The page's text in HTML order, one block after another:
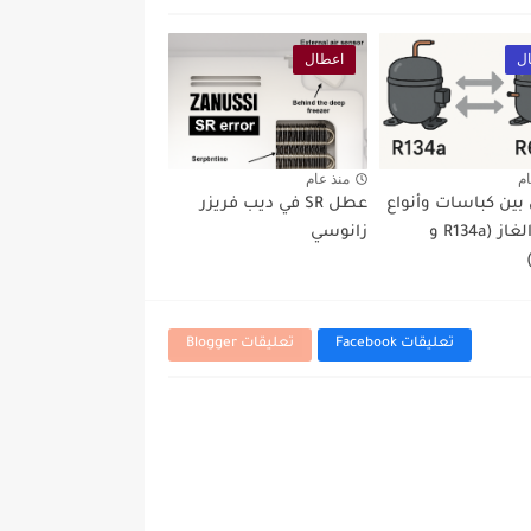
بين كباسات وأنواع
شحن الغاز (R134a و
اعطال
منذ عام
عطل SR في ديب فريزر
زانوسي
تعليقات Facebook تعليقات Blogger